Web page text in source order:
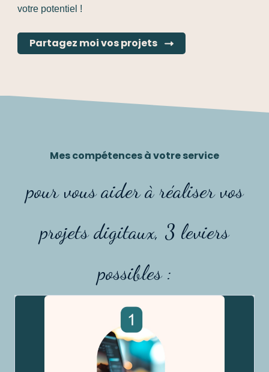
votre potentiel !
Partagez moi vos projets
Mes compétences à votre service
pour vous aider à réaliser vos
projets digitaux​, 3 leviers
possibles :